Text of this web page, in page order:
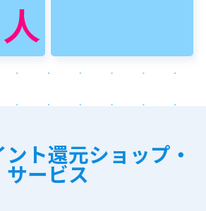
人
ト還元ショップ・
サービス